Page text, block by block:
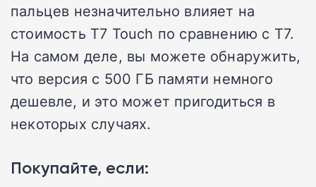
пальцев незначительно влияет на
стоимость T7 Touch по сравнению с T7.
На самом деле, вы можете обнаружить,
что версия с 500 ГБ памяти немного
дешевле, и это может пригодиться в
некоторых случаях.
Покупайте, если: